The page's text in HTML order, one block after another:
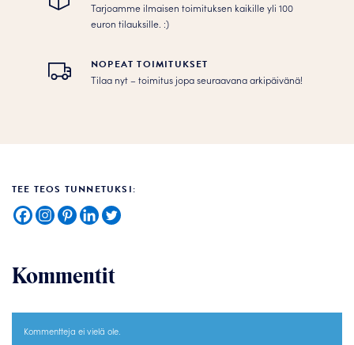
Tarjoamme ilmaisen toimituksen kaikille yli 100
euron tilauksille. :­­)
NOPEAT TOIMITUKSET
Tilaa nyt – toimitus jopa seuraavana arkipäivänä!
TEE TEOS TUNNETUKSI:
Kommentit
Kommentteja ei vielä ole.